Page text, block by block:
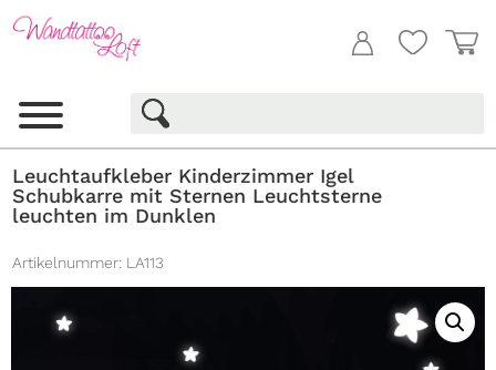
Leuchtaufkleber Kinderzimmer Igel
Schubkarre mit Sternen Leuchtsterne
leuchten im Dunklen
Artikelnummer: LA113